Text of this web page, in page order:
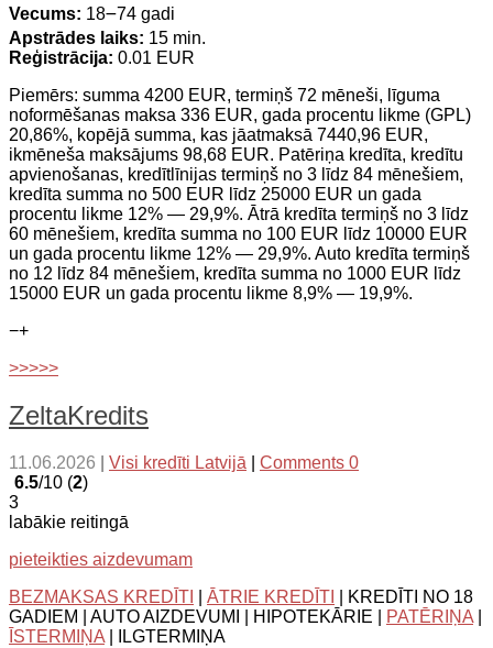
Vecums: 18౼74 gadi
Apstrādes laiks: 15 min.
Reģistrācija: 0.01 EUR
Piemērs: summa 4200 EUR, termiņš 72 mēneši, līguma
noformēšanas maksa 336 EUR, gada procentu likme (GPL)
20,86%, kopējā summa, kas jāatmaksā 7440,96 EUR,
ikmēneša maksājums 98,68 EUR. Patēriņa kredīta, kredītu
apvienošanas, kredītlīnijas termiņš no 3 līdz 84 mēnešiem,
kredīta summa no 500 EUR līdz 25000 EUR un gada
procentu likme 12% — 29,9%. Ātrā kredīta termiņš no 3 līdz
60 mēnešiem, kredīta summa no 100 EUR līdz 10000 EUR
un gada procentu likme 12% — 29,9%. Auto kredīta termiņš
no 12 līdz 84 mēnešiem, kredīta summa no 1000 EUR līdz
15000 EUR un gada procentu likme 8,9% — 19,9%.
−+
>>>>>
ZeltaKredits
11.06.2026 Visi kredīti Latvijā
Comments 0
6.5/10 (2)
3
labākie reitingā
pieteikties aizdevumam
BEZMAKSAS KREDĪTI
ĀTRIE KREDĪTI
| KREDĪTI NO 18
GADIEM | AUTO AIZDEVUMI | HIPOTEKĀRIE |
PATĒRIŅA
ĪSTERMIŅA | ILGTERMIŅA